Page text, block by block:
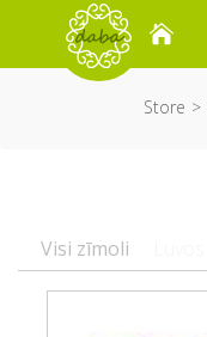
Store
Visi zīmoli